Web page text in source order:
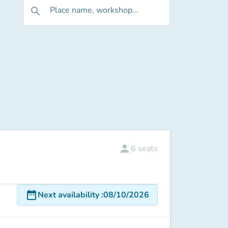
search Place name, workshop...
person 6 seats
date_rangeNext availability:08/10/2026